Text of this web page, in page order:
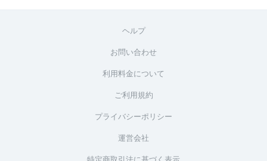
ヘルプ
お問い合わせ
利用料金について
ご利用規約
プライバシーポリシー
運営会社